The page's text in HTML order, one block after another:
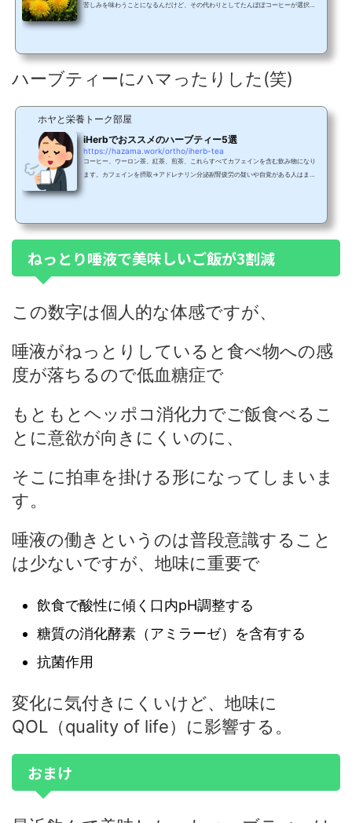
苦しみを味わうことになるんだけど、その代わりとしてたんぽぽコーヒーが選択に
はコーヒーっぽいのでよく妊婦さんが飲んだりするみたい。というのも、母乳の出
をよくしたり、乳腺炎に効くからということらしい。浮腫...
ハーブティーにハマったりした(笑)
ホヤと栄養トーク部屋
iHerbでおススメのハーブティー5選
https://hazama.work/ortho/iherb-tea
コーヒー、ウーロン茶、紅茶、煎茶、これらすべてカフェインを含む飲み物になり
ます。カフェインを摂取→アドレナリン分泌副腎疲労の疑いや自覚がある人はまず
ので注意）そこで口寂しいときに私はiHerbのハーブティーを楽しんでいます。その
中でも美味しくてリピートした実績があるものを今日は紹...
ねっとり唾液で美味しいご飯が3割減
この数字は個人的な体感ですが、
唾液がねっとりしていると食べ物への感
度が落ちるので低血糖症で
もともとヘッポコ消化力でご飯食べるこ
とに意欲が向きにくいのに、
そこに拍車を掛ける形になってしまいま
す。
唾液の働きというのは普段意識すること
は少ないですが、地味に重要で
飲食で酸性に傾く口内pH調整する
糖質の消化酵素（アミラーゼ）を含有する
抗菌作用
変化に気付きにくいけど、地味に
QOL（quality of life）に影響する。
おまけ